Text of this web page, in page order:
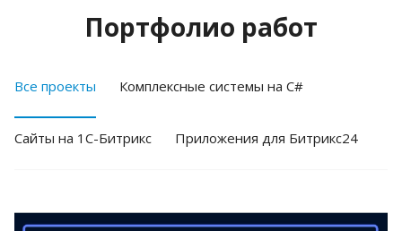
Портфолио работ
Все проекты Комплексные системы на C#
Cайты на 1С-Битрикс Приложения для Битрикс24